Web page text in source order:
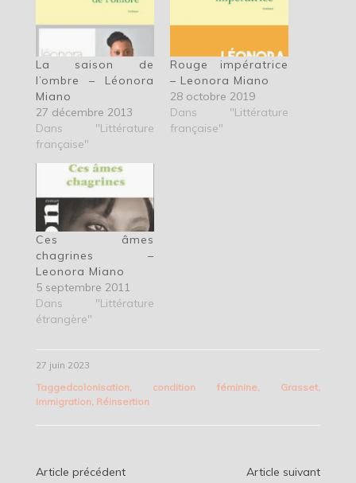
La saison de
l’ombre – Léonora
Miano
27 décembre 2013
Dans "Littérature
française"
Rouge impératrice
– Leonora Miano
28 octobre 2019
Dans "Littérature
française"
Ces âmes
chagrines –
Leonora Miano
5 septembre 2011
Dans "Littérature
étrangère"
27 juin 2023
Taggedcolonisation, condition féminine, Grasset
Immigration, Réinsertion
Article précédent Article suivant